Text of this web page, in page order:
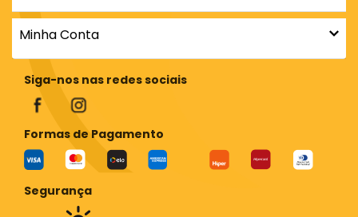
Minha Conta
Siga-nos nas redes sociais
Formas de Pagamento
Segurança